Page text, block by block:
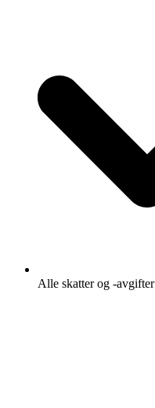
Alle skatter og -avgifter